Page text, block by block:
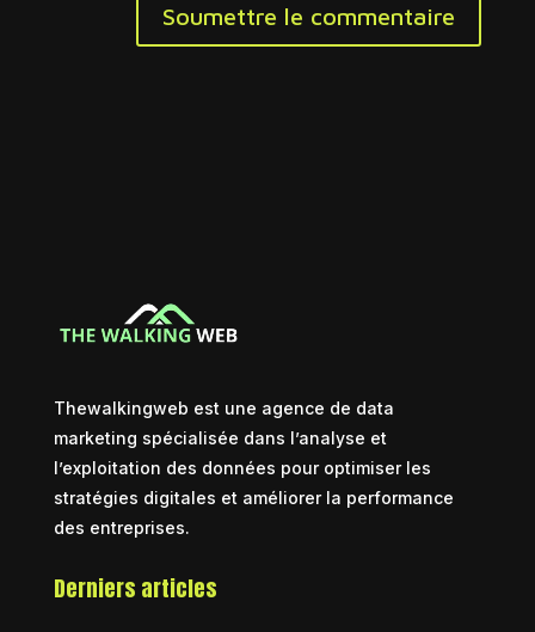
Soumettre le commentaire
Thewalkingweb est une agence de data
marketing spécialisée dans l’analyse et
l’exploitation des données pour optimiser les
stratégies digitales et améliorer la performance
des entreprises.
Derniers articles